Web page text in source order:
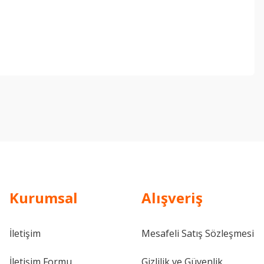
Kurumsal
İletişim
Alışveriş
Mesafeli Satış Sözleşmesi